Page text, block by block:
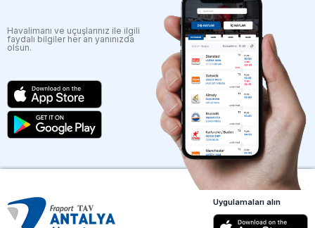
Havalimanı ve uçuşlarınız ile ilgili
faydalı bilgiler her an yanınızda
olsun.
Uygulamaları alın